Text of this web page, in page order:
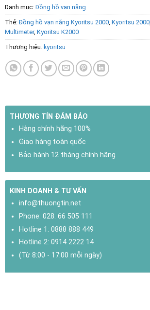
Danh mục:Đồng hồ vạn năng
Thẻ:Đồng hồ vạn năng Kyoritsu 2000, Kyoritsu 2000,
Multimeter, Kyoritsu K2000
Thương hiệu: kyoritsu
THƯƠNG TÍN ĐẢM BẢO
Hàng chính hãng 100%
Giao hàng toàn quốc
Bảo hành 12 tháng chính hãng
KINH DOANH & TƯ VẤN
info@thuongtin.net
Phone: 028. 66 505 111
Hotline 1: 0888 888 449
Hotline 2: 0914 2222 14
(Từ 8:00 - 17:00 mỗi ngày)